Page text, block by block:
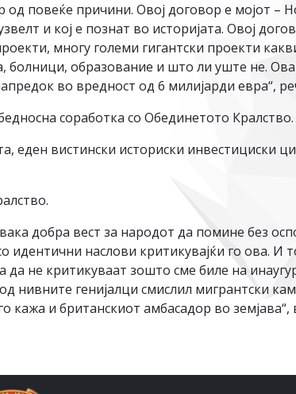
од повеќе причини. Овој договор е мојот –
и кој е познат во историјата. Овој
многу големи гигантски проекти
образование и што ли уште не. Ова
во вредност од 6 милијарди евра“,
соработка со Обединетото Кралство.
еден вистински историски инвестициски
добра вест за народот да помине без
идентични наслови критикувајќи го ова. И
не критикуваат зошто сме биле на
нивните генијалци смислил мигрантски
кажа и британскиот амбасадор во